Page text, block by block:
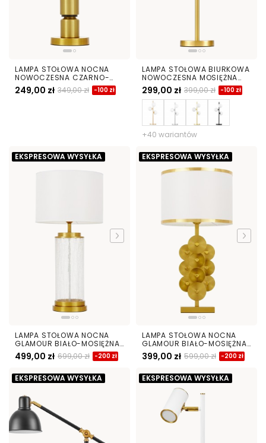
LAMPA STOŁOWA NOCNA
NOWOCZESNA CZARNO-
MOSIĘŻNA ELIOT
249,00 zł 349,00 zł -100 zł
LAMPA STOŁOWA BIURKOWA
NOWOCZESNA MOSIĘŻNA
BIAŁE KULE MARSIADA 3
299,00 zł 399,00 zł -100 zł
+40 wariantów
EKSPRESOWA WYSYŁKA
LAMPA STOŁOWA NOCNA
GLAMOUR BIAŁO-MOSIĘŻNA
POSITANO
499,00 zł 699,00 zł -200 zł
EKSPRESOWA WYSYŁKA
LAMPA STOŁOWA NOCNA
GLAMOUR BIAŁO-MOSIĘŻNA
SALERNO
399,00 zł 599,00 zł -200 zł
EKSPRESOWA WYSYŁKA EKSPRESOWA WYSYŁKA